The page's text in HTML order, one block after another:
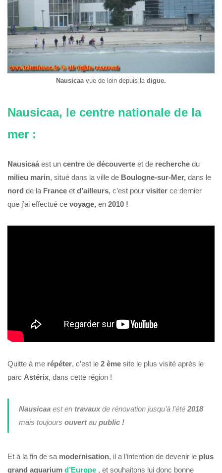
Nausicaavue de loin depuis la digue.
Nausicaa, le centre nationale de la
mer :
Nausicaá est un centre de découverte et de recherche du
milieu marin, situé dans la ville de Boulogne-sur-Mer, dans le
nord de la France et d’ailleurs, c’est pour visiter ce dernier
que j’ai effectué ce voyage, en 2010 !
Quitte à me répéter, c’est le 2 ème site le plus visité après le
parc Astérix, dans cette région !
Nausicaaest en travauxde rénovation jusqu’à l’été 2018
mais toujours ouvertau public !
Et à la fin de sa modernisation, il a l’intention de devenir le plus
grand aquarium d’Europe , et souhaitons lui donc bonne